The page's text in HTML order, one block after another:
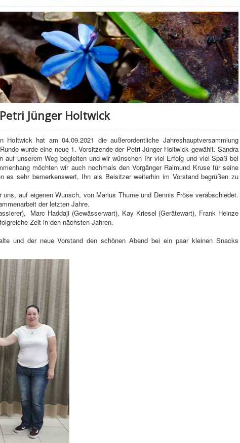
Jünger Holtwick
hat am 04.09.2021 die außerordentliche Jahreshauptversammlung
wurde eine neue 1. Vorsitzende der Petri Jünger Holtwick gewählt. Sandra
auf unserem Weg begleiten und wir wünschen Ihr viel Erfolg und viel Spaß bei
möchten wir auch nochmals den Vorgänger Raimund Kruse für seine
es sehr bemerkenswert, Ihn als Beisitzer weiterhin im Vorstand begrüßen zu
uns, auf eigenen Wunsch, von Marius Thume und Dennis Fröse verabschiedet.
der letzten Jahre.
Marc Haddaji (Gewässerwart), Kay Kriesel (Gerätewart), Frank Heinze
Zeit in den nächsten Jahren.
und der neue Vorstand den schönen Abend bei ein paar kleinen Snacks